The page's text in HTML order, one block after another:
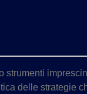
strumenti
delle strategie